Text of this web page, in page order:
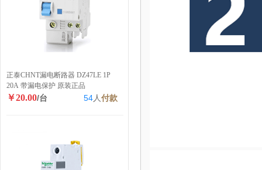
正泰CHNT漏电断路器 DZ47LE 1P
20A 带漏电保护 原装正品
￥20.00/台 54人付款